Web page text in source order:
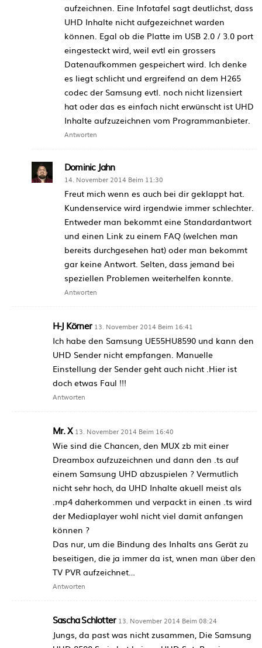
aufzeichnen. Eine Infotafel sagt deutlichst, dass
UHD Inhalte nicht aufgezeichnet warden
können. Egal ob die Platte im USB 2.0 / 3.0 port
eingesteckt wird, weil evtl ein grossers
Datenaufkommen gespeichert wird. Ich denke
es liegt schlicht und ergreifend an dem H265
codec der Samsung evtl. noch nicht lizensiert
hat oder das es einfach nicht erwünscht ist UHD
Inhalte aufzuzeichnen vom Programmanbieter.
Antworten
Dominic Jahn
14. November 2014 Beim 11:30
Freut mich wenn es auch bei dir geklappt hat.
Kundenservice wird irgendwie immer schlechter.
Entweder man bekommt eine Standardantwort
und einen Link zu einem FAQ (welchen man
bereits durchgesehen hat) oder man bekommt
gar keine Antwort. Selten, dass jemand bei
speziellen Problemen weiterhelfen konnte.
Antworten
H-J Körner 13. November 2014 Beim 16:41
Ich habe den Samsung UE55HU8590 und kann den
UHD Sender nicht empfangen. Manuelle
Einstellung der Sender geht auch nicht .Hier ist
doch etwas Faul !!!
Antworten
Mr. X 13. November 2014 Beim 16:40
Wie sind die Chancen, den MUX zb mit einer
Dreambox aufzuzeichnen und dann den .ts auf
einem Samsung UHD abzuspielen ? Vermutlich
nicht sehr hoch, da UHD Inhalte akuell meist als
.mp4 daherkommen und verpackt in einen .ts wird
der Mediaplayer wohl nicht viel damit anfangen
können ?
Das nur, um die Bindung des Inhalts ans Gerät zu
beseitigen, die ja immer da ist, wnen man über den
TV PVR aufzeichnet…
Antworten
Sascha Schlotter 13. November 2014 Beim 08:24
Jungs, da past was nicht zusammen, Die Samsung